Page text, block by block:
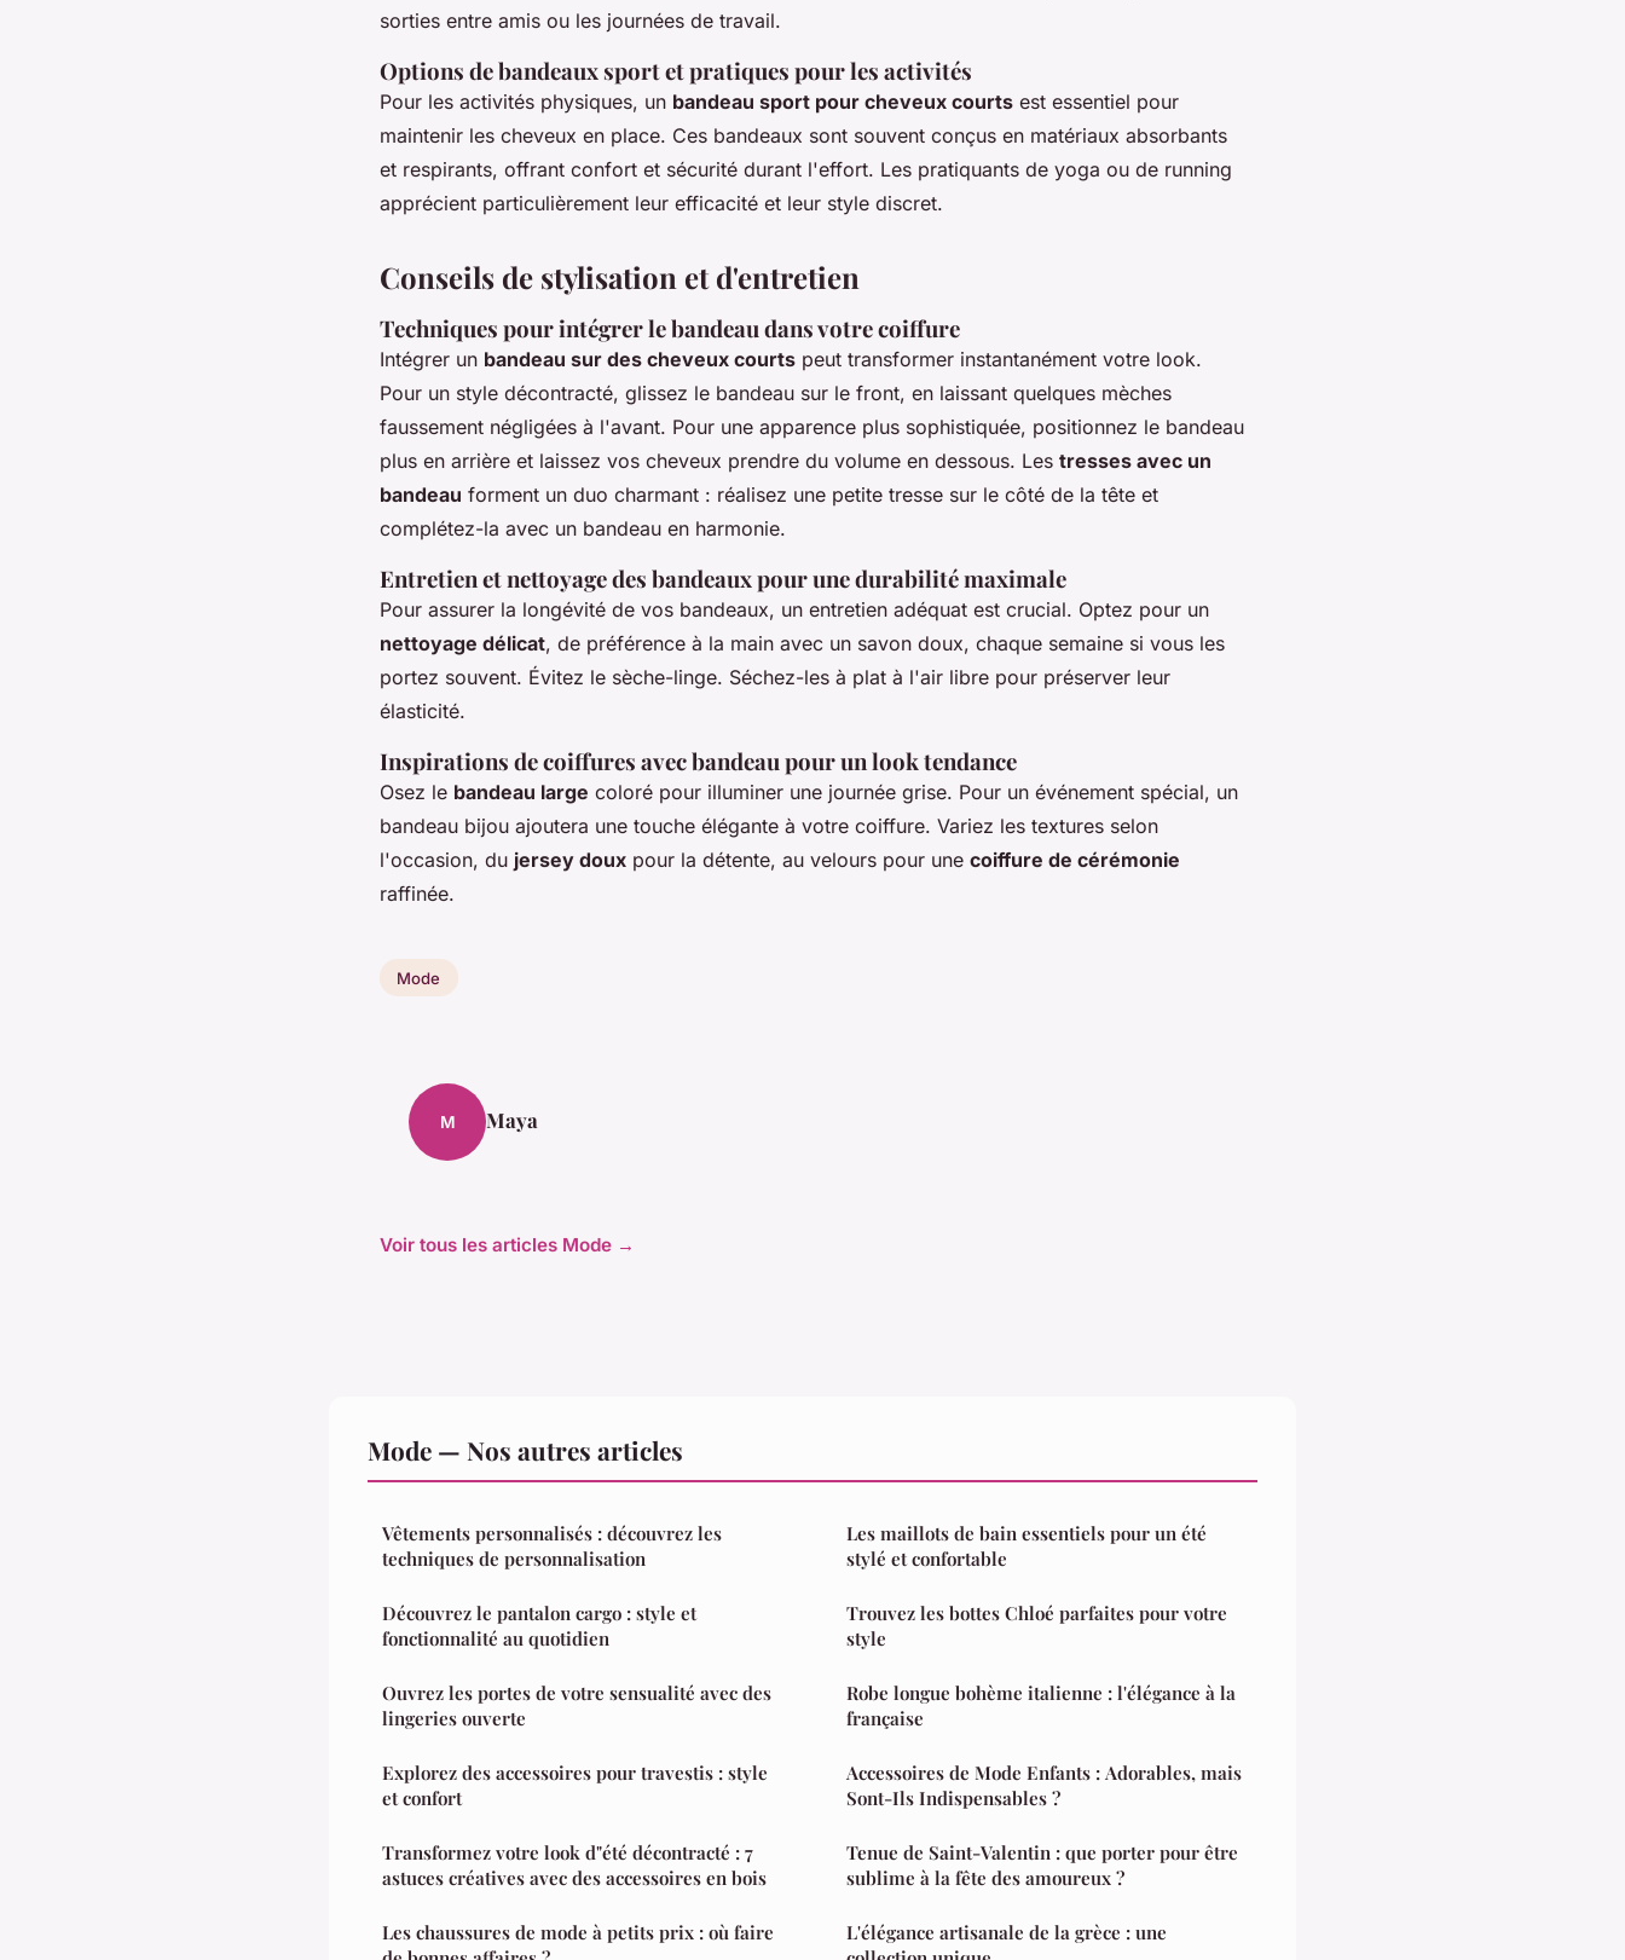
sorties entre amis ou les journées de travail.
Options de bandeaux sport et pratiques pour les activités
Pour les activités physiques, un bandeau sport pour cheveux courts est essentiel pour
maintenir les cheveux en place. Ces bandeaux sont souvent conçus en matériaux absorbants
et respirants, offrant confort et sécurité durant l'effort. Les pratiquants de yoga ou de running
apprécient particulièrement leur efficacité et leur style discret.
Conseils de stylisation et d'entretien
Techniques pour intégrer le bandeau dans votre coiffure
Intégrer un bandeau sur des cheveux courts peut transformer instantanément votre look.
Pour un style décontracté, glissez le bandeau sur le front, en laissant quelques mèches
faussement négligées à l'avant. Pour une apparence plus sophistiquée, positionnez le bandeau
plus en arrière et laissez vos cheveux prendre du volume en dessous. Les tresses avec un
bandeau forment un duo charmant : réalisez une petite tresse sur le côté de la tête et
complétez-la avec un bandeau en harmonie.
Entretien et nettoyage des bandeaux pour une durabilité maximale
Pour assurer la longévité de vos bandeaux, un entretien adéquat est crucial. Optez pour un
nettoyage délicat, de préférence à la main avec un savon doux, chaque semaine si vous les
portez souvent. Évitez le sèche-linge. Séchez-les à plat à l'air libre pour préserver leur
élasticité.
Inspirations de coiffures avec bandeau pour un look tendance
Osez le bandeau large coloré pour illuminer une journée grise. Pour un événement spécial, un
bandeau bijou ajoutera une touche élégante à votre coiffure. Variez les textures selon
l'occasion, du jersey doux pour la détente, au velours pour une coiffure de cérémonie
raffinée.
Mode
M Maya
Voir tous les articles Mode →
Mode — Nos autres articles
Vêtements personnalisés : découvrez les
techniques de personnalisation
Découvrez le pantalon cargo : style et
fonctionnalité au quotidien
Ouvrez les portes de votre sensualité avec des
lingeries ouverte
Explorez des accessoires pour travestis : style
et confort
Transformez votre look d"été décontracté : 7
astuces créatives avec des accessoires en bois
Les chaussures de mode à petits prix : où faire
Les maillots de bain essentiels pour un été
stylé et confortable
Trouvez les bottes Chloé parfaites pour votre
style
Robe longue bohème italienne : l'élégance à la
française
Accessoires de Mode Enfants : Adorables, mais
Sont-Ils Indispensables ?
Tenue de Saint-Valentin : que porter pour être
sublime à la fête des amoureux ?
L'élégance artisanale de la grèce : une